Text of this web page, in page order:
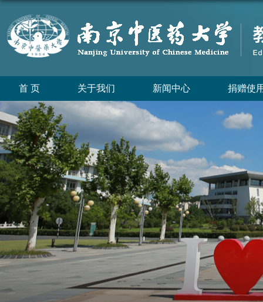
首 页 关于我们 新闻中心 捐赠使